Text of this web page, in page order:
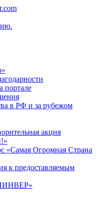
портале
в РФ и за рубежом
акция
«Самая Огромная Страна
к предоставляемым